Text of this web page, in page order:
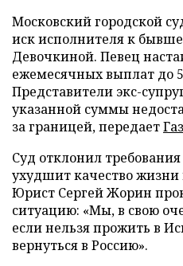
Московский городской
иск исполнителя к
Девочкиной. Певец
ежемесячных выплат до
Представители экс-
указанной суммы
за границей, передает
Суд отклонил
ухудшит качество
Юрист Сергей Жорин
ситуацию: «Мы, в свою
если нельзя прожить в
вернуться в Россию».